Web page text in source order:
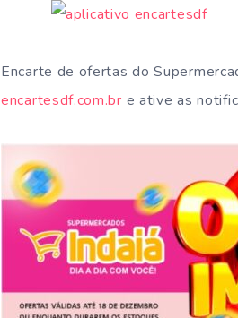
Encarte de ofertas do
encartesdf.com.br e ative as